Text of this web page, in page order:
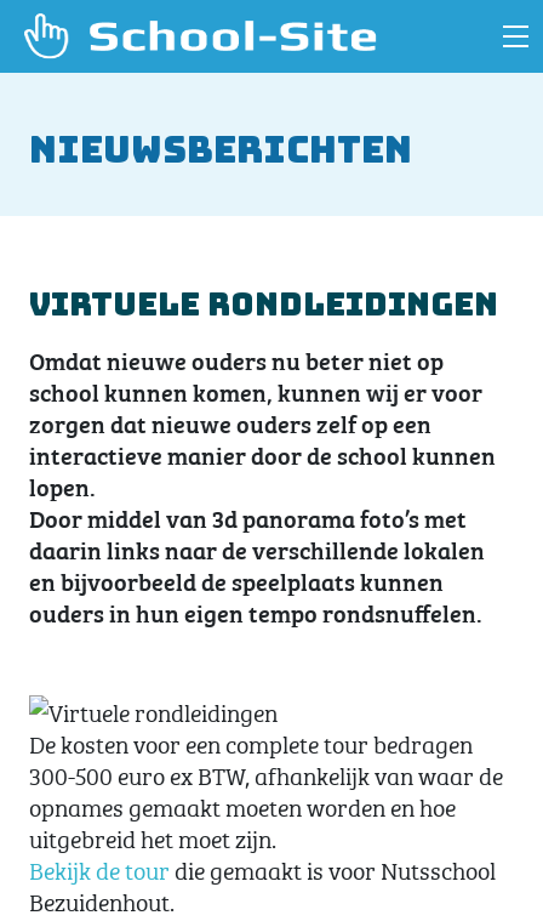
Nieuwsberichten
Virtuele rondleidingen
Omdat nieuwe ouders nu beter niet op
school kunnen komen, kunnen wij er voor
zorgen dat nieuwe ouders zelf op een
interactieve manier door de school kunnen
lopen.
Door middel van 3d panorama foto’s met
daarin links naar de verschillende lokalen
en bijvoorbeeld de speelplaats kunnen
ouders in hun eigen tempo rondsnuffelen.
De kosten voor een complete tour bedragen
300-500 euro ex BTW, afhankelijk van waar de
opnames gemaakt moeten worden en hoe
uitgebreid het moet zijn.
Bekijk de tourdie gemaakt is voor Nutsschool
Bezuidenhout.